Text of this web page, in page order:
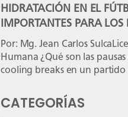
HIDRATACIÓN EN EL
IMPORTANTES PARA LOS
Por: Mg. Jean Carlos
Humana ¿Qué son las
cooling breaks en un partido
Mundial FIFA 2026 se
principalmente por
CATEGORÍAS